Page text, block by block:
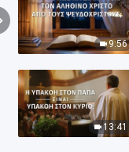
9:56
13:41